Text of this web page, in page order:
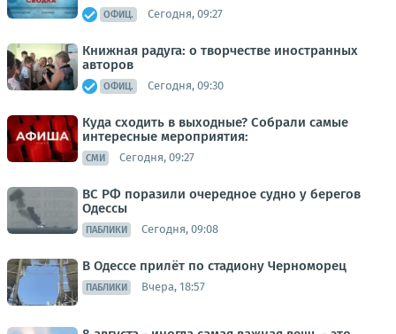
ОФИЦ. Сегодня, 09:27
Книжная радуга: о творчестве иностранных
авторов
ОФИЦ. Сегодня, 09:30
Куда сходить в выходные? Собрали самые
интересные мероприятия:
СМИ Сегодня, 09:27
ВС РФ поразили очередное судно у берегов
Одессы
ПАБЛИКИ Сегодня, 09:08
В Одессе прилёт по стадиону Черноморец
ПАБЛИКИ Вчера, 18:57